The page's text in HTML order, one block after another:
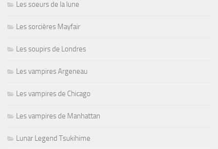
Les soeurs de la lune
Les sorcières Mayfair
Les soupirs de Londres
Les vampires Argeneau
Les vampires de Chicago
Les vampires de Manhattan
Lunar Legend Tsukihime